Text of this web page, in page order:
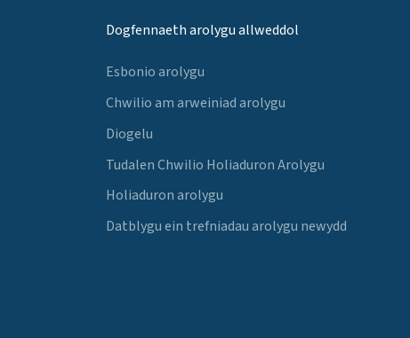
Dogfennaeth arolygu allweddol
Esbonio arolygu
Chwilio am arweiniad arolygu
Diogelu
Tudalen Chwilio Holiaduron Arolygu
Holiaduron arolygu
Datblygu ein trefniadau arolygu newydd